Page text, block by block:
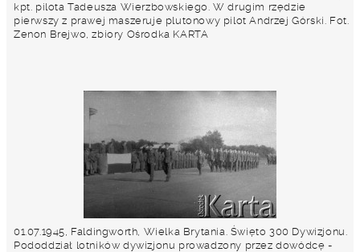
kpt. pilota Tadeusza Wierzbowskiego. W drugim rzędzie
pierwszy z prawej maszeruje plutonowy pilot Andrzej Górski. Fot.
Zenon Brejwo, zbiory Ośrodka KARTA
01.07.1945, Faldingworth, Wielka Brytania. Święto 300 Dywizjonu.
Pododdział lotników dywizjonu prowadzony przez dowódcę -